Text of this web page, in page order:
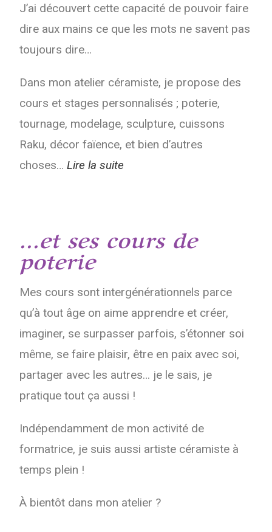
J’ai découvert cette capacité de pouvoir faire
dire aux mains ce que les mots ne savent pas
toujours dire…
Dans mon atelier céramiste, je propose des
cours et stages personnalisés ; poterie,
tournage, modelage, sculpture, cuissons
Raku, décor faïence, et bien d’autres
choses…Lire la suite
...et ses cours de
poterie
Mes cours sont intergénérationnels parce
qu’à tout âge on aime apprendre et créer,
imaginer, se surpasser parfois, s’étonner soi
même, se faire plaisir, être en paix avec soi,
partager avec les autres… je le sais, je
pratique tout ça aussi !
Indépendamment de mon activité de
formatrice, je suis aussi artiste céramiste à
temps plein !
À bientôt dans mon atelier ?